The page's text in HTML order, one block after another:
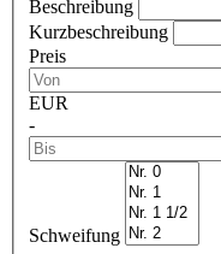
Beschreibung
Kurzbeschreibung
Preis
EUR
-
Schweifung